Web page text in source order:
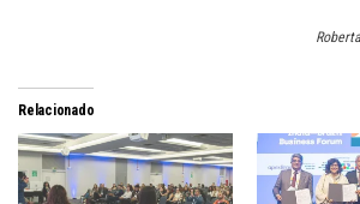
Relacionado